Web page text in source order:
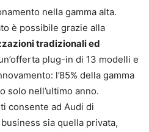
nella gamma alta.
è possibile grazie alla
tradizionali ed
plug-in di 13 modelli e
l’85% della gamma
solo nell’ultimo anno.
consente ad Audi di
sia quella privata,